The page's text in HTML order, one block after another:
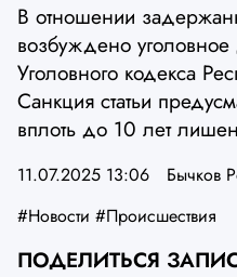
В отношении
возбуждено
Уголовного кодекса
Санкция статьи
вплоть до 10 лет
11.07.2025 13:06
Бычков
#Новости #Происшествия
ПОДЕЛИТЬСЯ